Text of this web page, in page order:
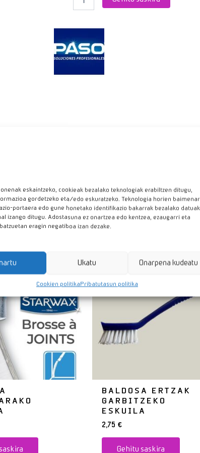
eskaintzeko, cookieak bezalako teknologiak erabiltzen ditugu,
gordetzeko eta/edo eskuratzeko. Teknologia horien
portaera edo gune honetako identifikazio bakarrak bezalako datuak
izango ditugu. Adostasuna ez onartzea edo kentzea, ezaugarri eta
eragin negatiboa izan dezake.
Ukatu Onarpena kudeatu
Cookien politikaPribatutasun politika
igerilekuan eta terrazetan erabiltzeko egokia da. Ez da
BALDOSA ERTZAK
GARBITZEKO
ESKUILA
2,75€
Gehitu saskira